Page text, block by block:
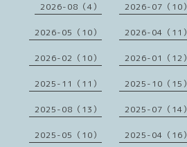
2026-08（4） 2026-07（10）
2026-05（10） 2026-04（11）
2026-02（10） 2026-01（12）
2025-11（11） 2025-10（15）
2025-08（13） 2025-07（14）
2025-05（10） 2025-04（16）